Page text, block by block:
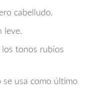
cabelludo.
leve.
los tonos rubios
usa como último